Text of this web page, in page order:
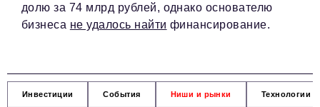
долю за 74 млрд рублей, однако основателю
бизнеса не удалось найти финансирование.
Инвестиции События Ниши и рынки Технологии